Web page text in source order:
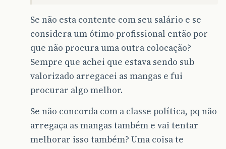
Se não esta contente com seu salário e se
considera um ótimo profissional então por
que não procura uma outra colocação?
Sempre que achei que estava sendo sub
valorizado arregacei as mangas e fui
procurar algo melhor.
Se não concorda com a classe política, pq não
arregaça as mangas também e vai tentar
melhorar isso também? Uma coisa te